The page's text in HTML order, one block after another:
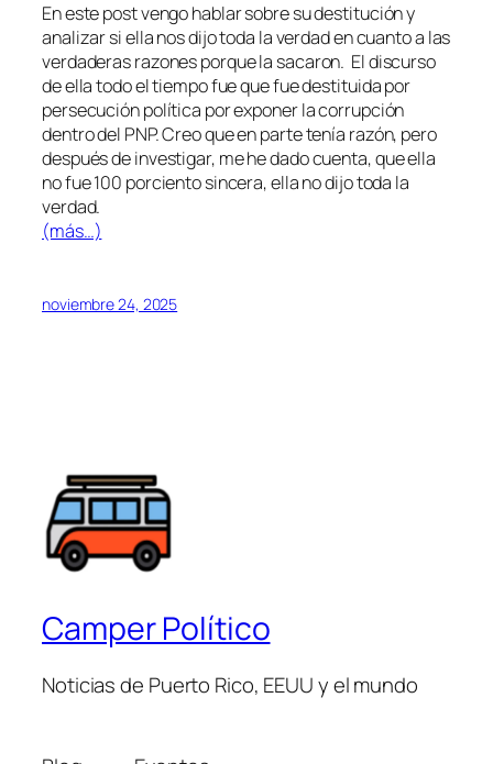
En este post vengo hablar sobre su destitución y
analizar si ella nos dijo toda la verdad en cuanto a las
verdaderas razones porque la sacaron. El discurso
de ella todo el tiempo fue que fue destituida por
persecución política por exponer la corrupción
dentro del PNP. Creo que en parte tenía razón, pero
después de investigar, me he dado cuenta, que ella
no fue 100 porciento sincera, ella no dijo toda la
verdad.
(más…)
noviembre 24, 2025
Camper Político
Noticias de Puerto Rico, EEUU y el mundo